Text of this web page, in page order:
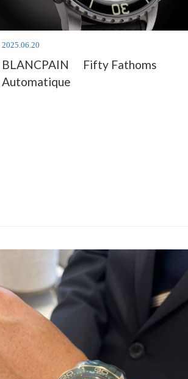
2025.06.20
BLANCPAIN Fifty Fathoms
Automatique